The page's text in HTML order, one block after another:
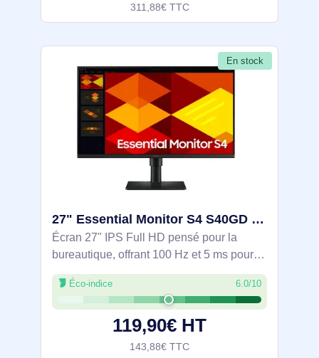
311,88€ TTC
En stock
27" Essential Monitor S4 S40GD Full HD Monitor - LS27D406GAUXEN
Écran 27" IPS Full HD pensé pour la
bureautique, offrant 100 Hz et 5 ms pour
un affichage fluide et lisible. Confort visuel
avec Flicker-Free et Eye Saver, angles
178°. Connectique HDMI x2,
Éco-indice 6.0/10
119,90€ HT
143,88€ TTC